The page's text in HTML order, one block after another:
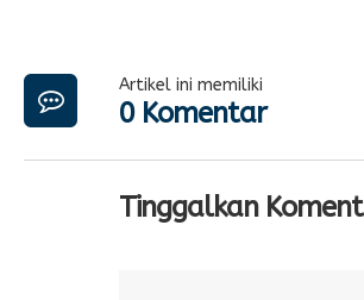
Artikel ini memiliki
0 Komentar
Tinggalkan